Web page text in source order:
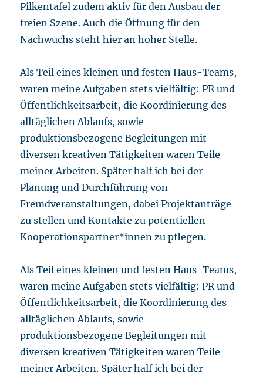
Pilkentafel zudem aktiv für den Ausbau der
freien Szene. Auch die Öffnung für den
Nachwuchs steht hier an hoher Stelle.
Als Teil eines kleinen und festen Haus-Teams,
waren meine Aufgaben stets vielfältig: PR und
Öffentlichkeitsarbeit, die Koordinierung des
alltäglichen Ablaufs, sowie
produktionsbezogene Begleitungen mit
diversen kreativen Tätigkeiten waren Teile
meiner Arbeiten. Später half ich bei der
Planung und Durchführung von
Fremdveranstaltungen, dabei Projektanträge
zu stellen und Kontakte zu potentiellen
Kooperationspartner*innen zu pflegen.
Als Teil eines kleinen und festen Haus-Teams,
waren meine Aufgaben stets vielfältig: PR und
Öffentlichkeitsarbeit, die Koordinierung des
alltäglichen Ablaufs, sowie
produktionsbezogene Begleitungen mit
diversen kreativen Tätigkeiten waren Teile
meiner Arbeiten. Später half ich bei der